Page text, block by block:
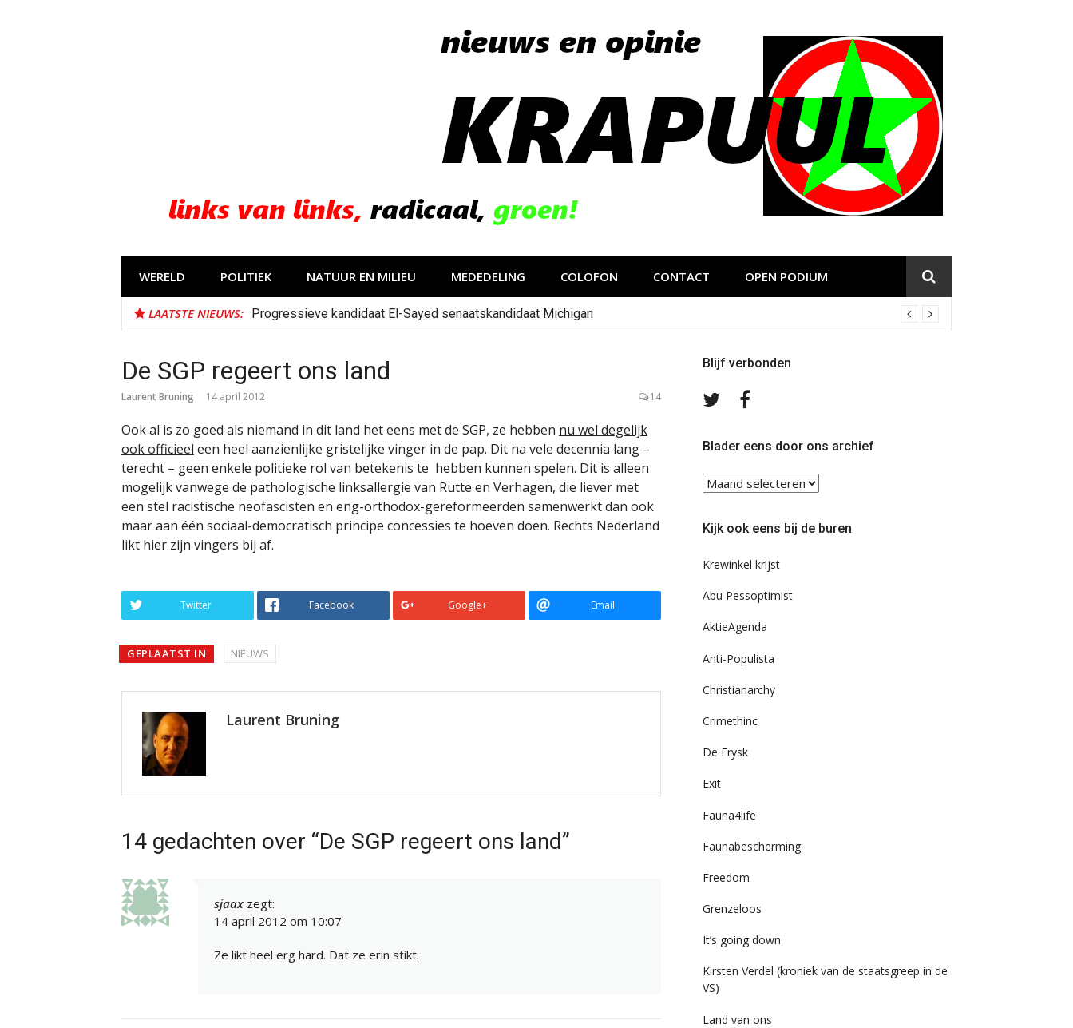
WERELD POLITIEK NATUUR EN MILIEU MEDEDELING COLOFON CONTACT OPEN PODIUM
LAATSTE NIEUWS: Progressieve kandidaat El-Sayed senaatskandidaat Michigan
De SGP regeert ons land
Laurent Bruning 14 april 2012 14
Ook al is zo goed als niemand in dit land het eens met de SGP, ze hebben nu wel degelijk
ook officieel een heel aanzienlijke gristelijke vinger in de pap. Dit na vele decennia lang –
terecht – geen enkele politieke rol van betekenis te hebben kunnen spelen. Dit is alleen
mogelijk vanwege de pathologische linksallergie van Rutte en Verhagen, die liever met
een stel racistische neofascisten en eng-orthodox-gereformeerden samenwerkt dan ook
maar aan één sociaal-democratisch principe concessies te hoeven doen. Rechts Nederland
likt hier zijn vingers bij af.
Twitter Facebook Google+ Email
GEPLAATST IN NIEUWS
Laurent Bruning
14 gedachten over “De SGP regeert ons land”
sjaax zegt:
14 april 2012 om 10:07
Ze likt heel erg hard. Dat ze erin stikt.
Blijf verbonden
Volg
TwitterFacebook
Blader eens door ons archief
Blader
eens
ons
Kijk ook eens bij de buren
Krewinkel krijst
Abu Pessoptimist
AktieAgenda
Anti-Populista
Christianarchy
Crimethinc
De Frysk
Exit
Fauna4life
Faunabescherming
Freedom
Grenzeloos
It’s going down
Kirsten Verdel (kroniek van de staatsgreep in de
VS)
Land van ons